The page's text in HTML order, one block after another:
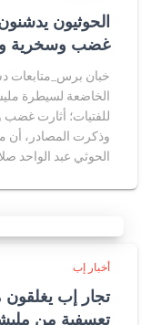
الحوثيون
غضب وسخرية
خبان برس_متابعات
الخاضعة لسيطرة
للفتيات؛ أثارت
وذكرت المصادر، أن
الحوثي عبد الواحد
أخبار إب
تجار إب يغلقون
تعسفية من